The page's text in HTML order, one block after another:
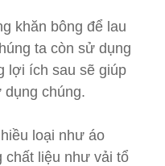
khăn bông để lau
ta còn sử dụng
lợi ích sau sẽ giúp
dụng chúng.
loại như áo
chất liệu như vải tổ